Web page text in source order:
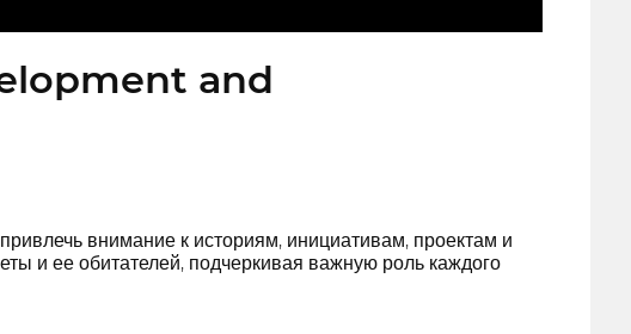
and
внимание к историям, инициативам, проектам и
и ее обитателей, подчеркивая важную роль каждого